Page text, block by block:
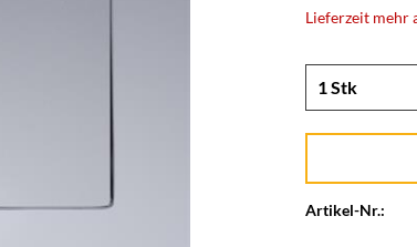
Lieferzeit mehr
Artikel-Nr.: